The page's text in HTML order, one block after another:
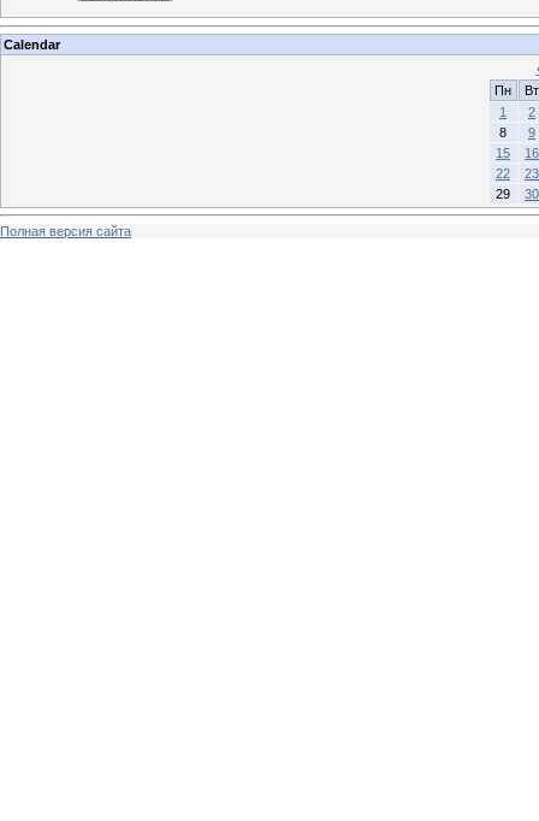
Calendar
Пн
Вт
1
2
8
9
15
16
22
23
29
30
Полная версия сайта